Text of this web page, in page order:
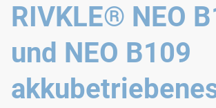
RIVKLE® NEO
und NEO B109